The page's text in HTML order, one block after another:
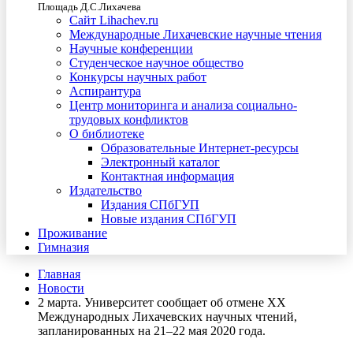
Площадь Д.С.Лихачева
Сайт Lihachev.ru
Международные Лихачевские научные чтения
Научные конференции
Студенческое научное общество
Конкурсы научных работ
Аспирантура
Центр мониторинга и анализа социально-
трудовых конфликтов
О библиотеке
Образовательные Интернет-ресурсы
Электронный каталог
Контактная информация
Издательство
Издания СПбГУП
Новые издания СПбГУП
Проживание
Гимназия
Главная
Новости
2 марта. Университет сообщает об отмене XX
Международных Лихачевских научных чтений,
запланированных на 21–22 мая 2020 года.